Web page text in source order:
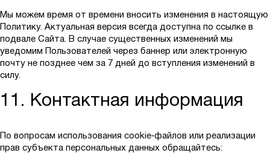
Мы можем время от времени вносить изменения в настоящую
Политику. Актуальная версия всегда доступна по ссылке в
подвале Сайта. В случае существенных изменений мы
уведомим Пользователей через баннер или электронную
почту не позднее чем за 7 дней до вступления изменений в
силу.
11. Контактная информация
По вопросам использования cookie‑файлов или реализации
прав субъекта персональных данных обращайтесь: